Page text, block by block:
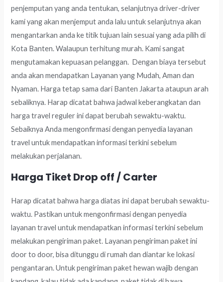
penjemputan yang anda tentukan, selanjutnya driver-driver
kami yang akan menjemput anda lalu untuk selanjutnya akan
mengantarkan anda ke titik tujuan lain sesuai yang ada pilih di
Kota Banten. Walaupun terhitung murah. Kami sangat
mengutamakan kepuasan pelanggan. Dengan biaya tersebut
anda akan mendapatkan Layanan yang Mudah, Aman dan
Nyaman. Harga tetap sama dari Banten Jakarta ataupun arah
sebaliknya. Harap dicatat bahwa jadwal keberangkatan dan
harga travel reguler ini dapat berubah sewaktu-waktu.
Sebaiknya Anda mengonfirmasi dengan penyedia layanan
travel untuk mendapatkan informasi terkini sebelum
melakukan perjalanan.
Harga Tiket Drop off / Carter
Harap dicatat bahwa harga diatas ini dapat berubah sewaktu-
waktu. Pastikan untuk mengonfirmasi dengan penyedia
layanan travel untuk mendapatkan informasi terkini sebelum
melakukan pengiriman paket. Layanan pengiriman paket ini
door to door, bisa ditunggu di rumah dan diantar ke lokasi
pengantaran. Untuk pengiriman paket hewan wajib dengan